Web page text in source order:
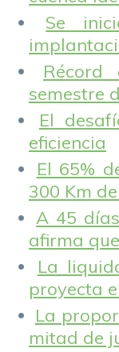
Se
semestre
El
eficiencia
El 65%
300 Km
A 45
afirma
La
proyecta
La
mitad de